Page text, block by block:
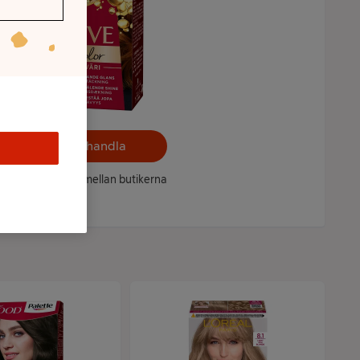
Välj butik och handla
kan variera mellan butikerna